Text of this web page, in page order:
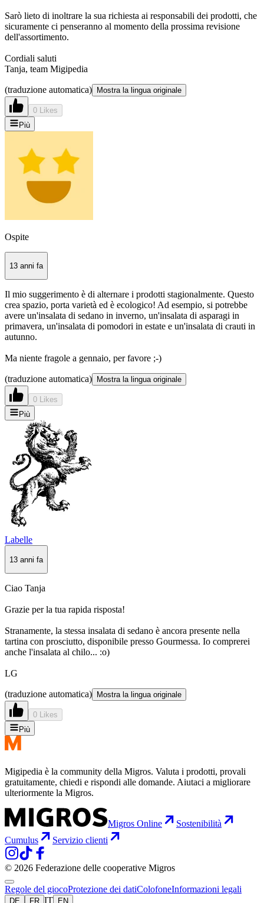
Sarò lieto di inoltrare la sua richiesta ai responsabili dei prodotti, che
sicuramente ci penseranno al momento della prossima revisione
dell'assortimento.
Cordiali saluti
Tanja, team Migipedia
(traduzione automatica) Mostra la lingua originale
0 Likes
Più
Ospite
13 anni fa
Il mio suggerimento è di alternare i prodotti stagionalmente. Questo
crea spazio, porta varietà ed è ecologico! Ad esempio, si potrebbe
avere un'insalata di sedano in inverno, un'insalata di asparagi in
primavera, un'insalata di pomodori in estate e un'insalata di crauti in
autunno.
Ma niente fragole a gennaio, per favore ;-)
(traduzione automatica) Mostra la lingua originale
0 Likes
Più
Labelle
13 anni fa
Ciao Tanja
Grazie per la tua rapida risposta!
Stranamente, la stessa insalata di sedano è ancora presente nella
tartina con prosciutto, disponibile presso Gourmessa. Io comprerei
anche l'insalata al chilo... :o)
LG
(traduzione automatica) Mostra la lingua originale
0 Likes
Più
Migipedia è la community della Migros. Valuta i prodotti, provali
gratuitamente, chiedi e rispondi alle domande. Aiutaci a migliorare
ulteriormente la Migros.
Migros Online
Sostenibilità
Cumulus
Servizio clienti
© 2026 Federazione delle cooperative Migros
Regole del giocoProtezione dei datiColofoneInformazioni legali
DE FR IT EN